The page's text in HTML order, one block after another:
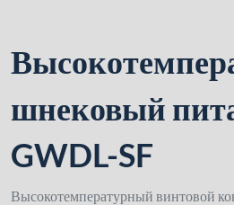
шнековый
GWDL-SF
Высокотемпературный винтовой